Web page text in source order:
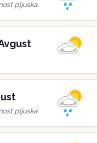
pljuska
pljuska